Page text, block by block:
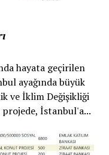
hayata geçirilen
ayağında büyük
ve İklim Değişikliği
İstanbul'a...